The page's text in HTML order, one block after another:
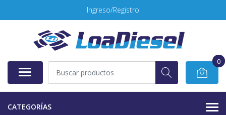
Ingreso/Registro
0
CATEGORÍAS